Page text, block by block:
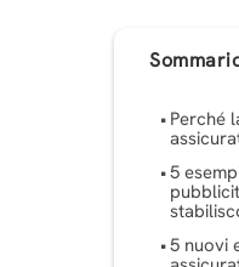
Perché
5
5 nuovi